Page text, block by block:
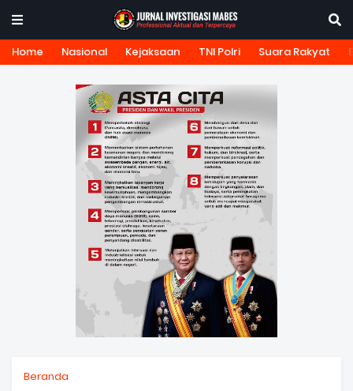
Home Nasional Kejaksaan TNI Polri Suara Rakyat
Beranda